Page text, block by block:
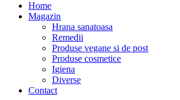
Home
Magazin
Hrana sanatoasa
Remedii
Produse vegane si de post
Produse cosmetice
Igiena
Diverse
Contact